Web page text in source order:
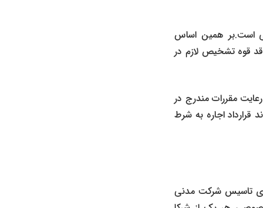
است.بر همین اساس
قوه تشخیص لازم در
مقررات مندرج در
اجاره به شرط
قانون مدنی و ماده یک دستورالعمل اجرائی مشارکت مدنی مصوب 1363 برای تاسیس شرکت مدنی